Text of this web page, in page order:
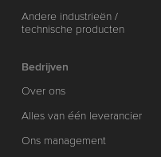
Andere industrieën /
technische producten
Bedrijven
Over ons
Alles van één leverancier
Ons management